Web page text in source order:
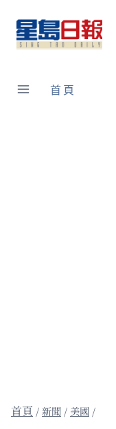
content
首頁
/新聞 / 美國 /